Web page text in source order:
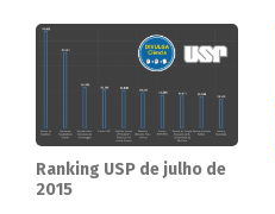
Ranking USP de julho de
2015